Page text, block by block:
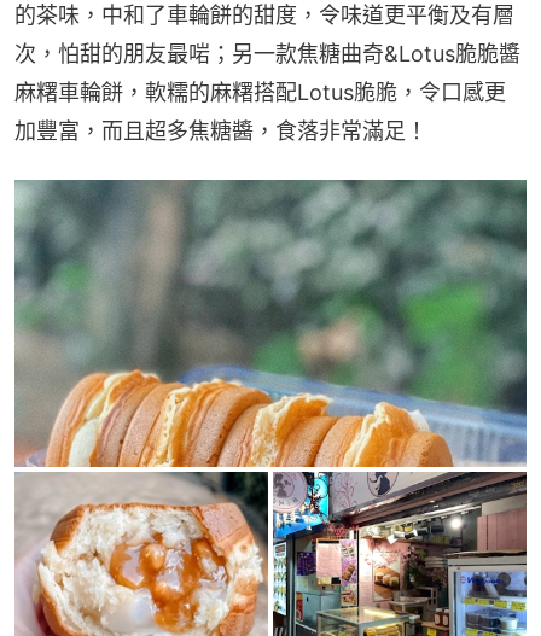
的茶味，中和了車輪餅的甜度，令味道更平衡及有層
次，怕甜的朋友最啱；另一款焦糖曲奇&Lotus脆脆醬
麻糬車輪餅，軟糯的麻糬搭配Lotus脆脆，令口感更
加豐富，而且超多焦糖醬，食落非常滿足！